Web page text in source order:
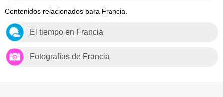
Contenidos relacionados para Francia.
El tiempo en Francia
Fotografías de Francia